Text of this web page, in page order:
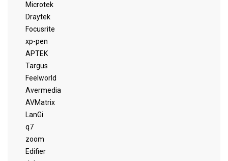
Microtek
Draytek
Focusrite
xp-pen
APTEK
Targus
Feelworld
Avermedia
AVMatrix
LanGi
q7
zoom
Edifier